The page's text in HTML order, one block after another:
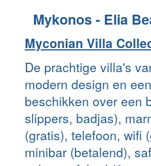
Mykonos - Elia
Myconian Villa
De prachtige villa's
modern design en
beschikken over een
slippers, badjas),
(gratis), telefoon, wifi
minibar (betalend),